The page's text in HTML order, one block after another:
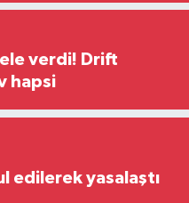
ele verdi! Drift
hapsi
edilerek yasalaştı